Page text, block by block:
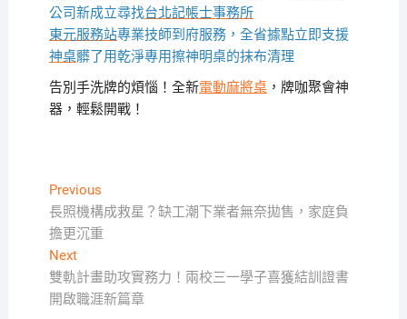
公司新成立尋找台北記帳士事務所
東元服務站專業技師到府服務，全省據點立即支援
神桌髒了用乾淨專用擦神明桌的抹布清理
告別手洗牌的煩惱！全新電動麻將桌，牌咖聚會神
器，輕鬆開戰！
文
章
導
覽
PreviousPrevious
post:
長照機構成救星？缺工潮下業者無奈拋售，家庭負
擔更沉重
NextNext
post:
雙軌計畫助攻實務力！兩校三一學子喜獲結訓證書
開啟職涯新篇章